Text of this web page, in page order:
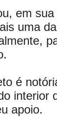
em
uma
é
interior
apoio.